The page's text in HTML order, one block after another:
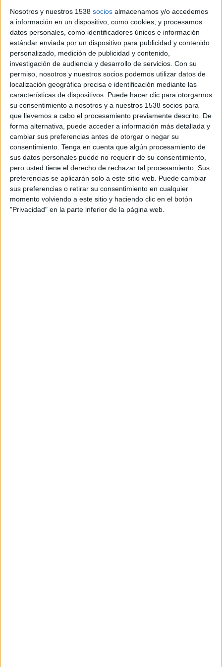
Nosotros y nuestros 1538 socios almacenamos y/o accedemos
a información en un dispositivo, como cookies, y procesamos
datos personales, como identificadores únicos e información
estándar enviada por un dispositivo para publicidad y contenido
personalizado, medición de publicidad y contenido,
investigación de audiencia y desarrollo de servicios. Con su
permiso, nosotros y nuestros socios podemos utilizar datos de
localización geográfica precisa e identificación mediante las
características de dispositivos. Puede hacer clic para otorgarnos
su consentimiento a nosotros y a nuestros 1538 socios para
que llevemos a cabo el procesamiento previamente descrito. De
forma alternativa, puede acceder a información más detallada y
cambiar sus preferencias antes de otorgar o negar su
consentimiento. Tenga en cuenta que algún procesamiento de
sus datos personales puede no requerir de su consentimiento,
pero usted tiene el derecho de rechazar tal procesamiento. Sus
preferencias se aplicarán solo a este sitio web. Puede cambiar
sus preferencias o retirar su consentimiento en cualquier
momento volviendo a este sitio y haciendo clic en el botón
"Privacidad" en la parte inferior de la página web.
El Festival Terrer Empordà tornarà aquest 2026 amb una
segona edició que reforça la seva aposta per unir música,
patrimoni, arquitectura, pensament i cultura del vi en ...
Notícia
El 13è Vívid tanca amb xifres més
baixes d’ocupació i participació
respecte l’any passat
El Vívid, el mes de l’enoturisme a la Costa Brava, ha tancat la